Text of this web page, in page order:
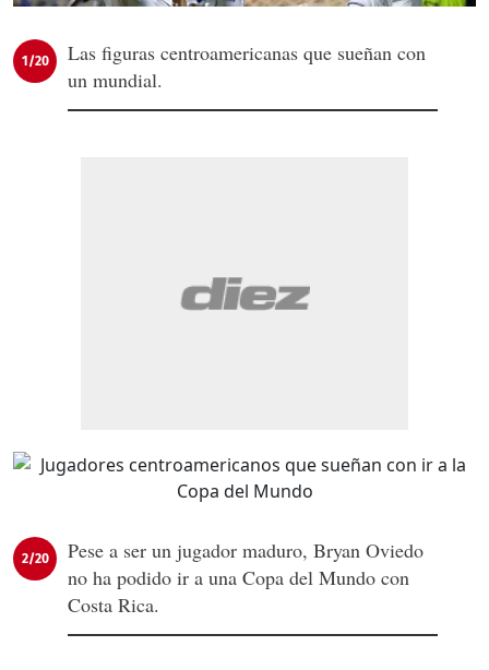
1/20
Las figuras centroamericanas que sueñan con
un mundial.
2/20
Pese a ser un jugador maduro, Bryan Oviedo
no ha podido ir a una Copa del Mundo con
Costa Rica.